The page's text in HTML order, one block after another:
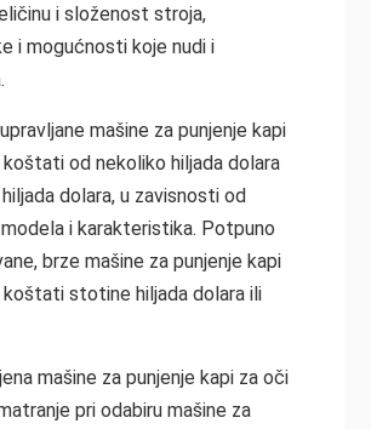
i složenost stroja,
i mogućnosti koje nudi i
mašine za punjenje kapi
od nekoliko hiljada dolara
dolara, u zavisnosti od
i karakteristika. Potpuno
brze mašine za punjenje kapi
koštati stotine hiljada dolara ili
mašine za punjenje kapi za oči
pri odabiru mašine za